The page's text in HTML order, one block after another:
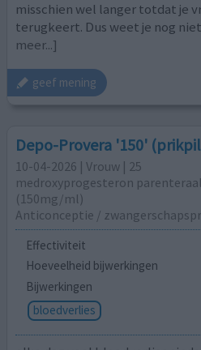
misschien wel langer totdat je
terugkeert. Dus weet je nog
meer...]
geef mening
Depo-Provera '150'
10-04-2026 | Vrouw | 25
medroxyprogesteron parenteraal
(150mg/ml)
Anticonceptie /
Effectiviteit
Hoeveelheid bijwerkingen
Bijwerkingen
bloedverlies